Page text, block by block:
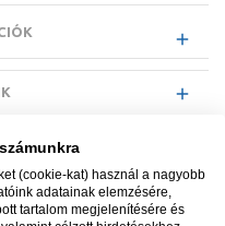
(cookie-kat) használ a nagyobb
adatainak elemzésére,
tartalom megjelenítésére és